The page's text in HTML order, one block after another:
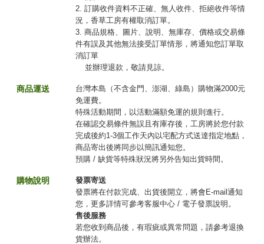
2. 訂購收件資料不正確、無人收件、拒絕收件等情
況，香草工房有權取消訂單。
3. 商品規格、圖片、說明、無庫存、價格或交易條
件有誤及其他無法接受訂單情形，將通知您訂單取
消訂單
並辦理退款，敬請見諒。
商品運送
台灣本島（不含金門、澎湖、綠島）購物滿2000元
免運費。
特殊活動期間，以活動滿額免運的規則進行。
在確認交易條件無誤且有庫存後，工房將於您付款
完成後約1-3個工作天內以宅配方式送達指定地點，
商品寄出後將同步以簡訊通知您。
預購 / 缺貨等特殊狀況將另外告知出貨時間。
購物說明
發票寄送
發票將在付款完成、出貨後開立，將會E-mail通知
您，更多詳情可參考客服中心 / 電子發票說明。
售後服務
若您收到商品後，有瑕疵或異常問題，請參考退換
貨辦法。